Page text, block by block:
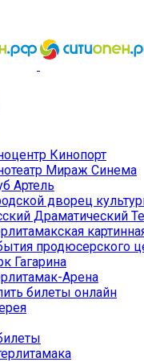
Кинопорт
Мираж Синема
Артель
дворец
Драматический
продюсерского
Гагарина
Арена
билеты онлайн